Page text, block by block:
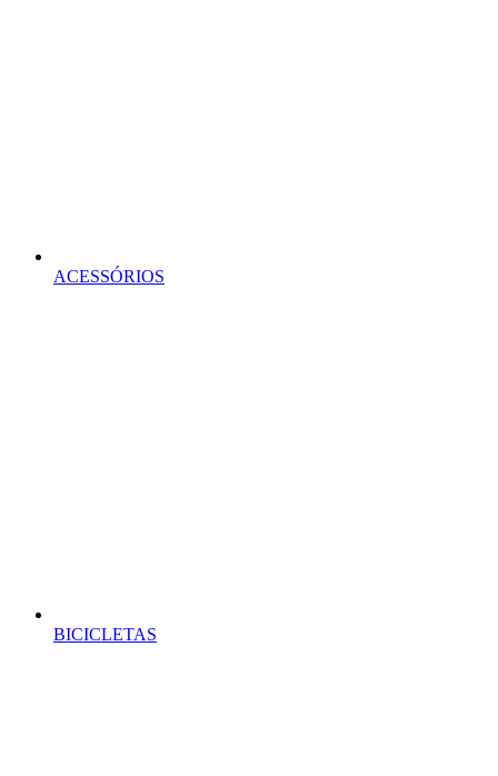
ACESSÓRIOS
BICICLETAS